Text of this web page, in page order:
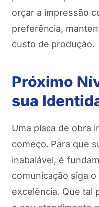
orçar a impressão
preferência,
custo de produção.
Próximo
sua
Uma placa de obra
começo. Para que
inabalável, é
comunicação siga
excelência. Que tal